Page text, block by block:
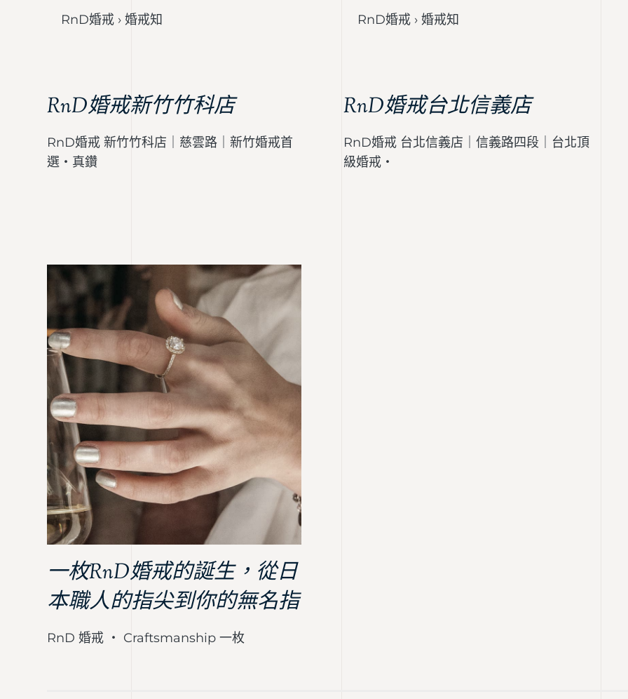
RnD婚戒 › 婚戒知 RnD婚戒 › 婚戒知
RnD婚戒新竹竹科店
RnD婚戒 新竹竹科店｜慈雲路｜新竹婚戒首
選・真鑽
RnD婚戒台北信義店
RnD婚戒 台北信義店｜信義路四段｜台北頂
級婚戒・
一枚RnD婚戒的誕生，從日
本職人的指尖到你的無名指
RnD 婚戒 ・ Craftsmanship 一枚